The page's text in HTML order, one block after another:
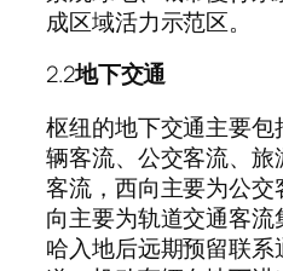
成区域活力示范区。
2.2地下交通
枢纽的地下交通主要
辆客流、公交客流、
客流，西向主要为公
向主要为轨道交通客
哈入地后远期预留联